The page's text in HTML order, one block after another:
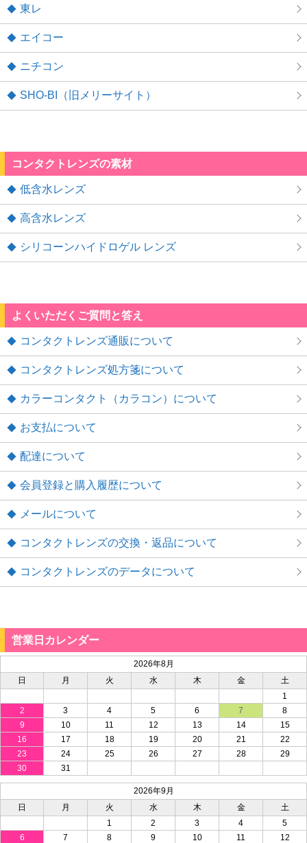
東レ
エイコー
ニチコン
SHO-BI（旧メリーサイト）
コンタクトレンズの素材
低含水レンズ
高含水レンズ
シリコーンハイドロゲル レンズ
よくいただくご質問と答え
コンタクトレンズ通販について
コンタクトレンズ処方箋について
カラーコンタクト（カラコン）について
お支払について
配達について
会員登録と購入履歴について
メールについて
コンタクトレンズの交換・返品について
コンタクトレンズのデータについて
営業日カレンダー
2026年8月
日
月 火 水 木 金
土
1
2
3 4 5 6 7
8
9
10 11 12 13 14
15
16
17 18 19 20 21
22
23
24 25 26 27 28
29
30
31
2026年9月
日
月 火 水 木 金
土
1
2 3 4
5
6
7 8 9 10 11
12